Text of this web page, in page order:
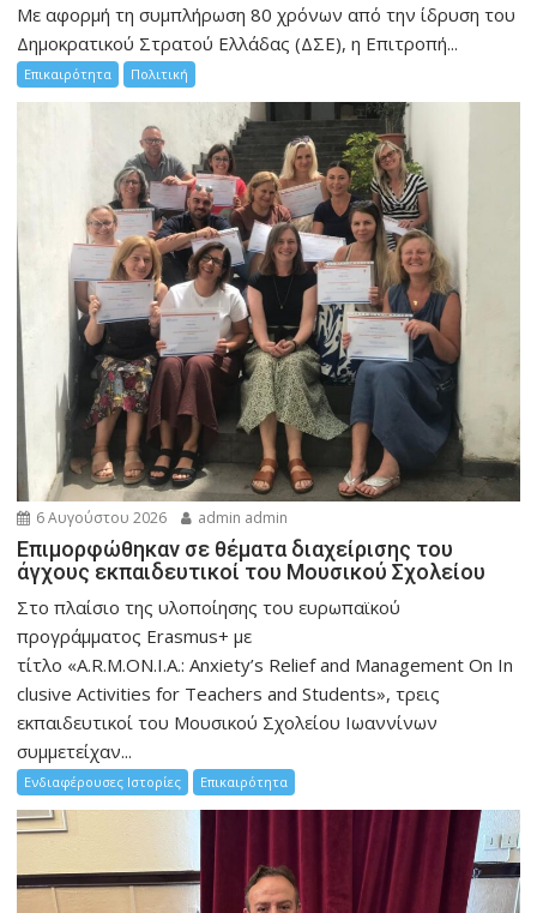
Με αφορμή τη συμπλήρωση 80 χρόνων από την ίδρυση του
Δημοκρατικού Στρατού Ελλάδας (ΔΣΕ), η Επιτροπή...
Επικαιρότητα Πολιτική
6 Αυγούστου 2026 admin admin
Eπιμορφώθηκαν σε θέματα διαχείρισης του
άγχους εκπαιδευτικοί του Μουσικού Σχολείου
Στο πλαίσιο της υλοποίησης του ευρωπαϊκού
προγράμματος Erasmus+ με
τίτλο «A.R.M.ON.I.A.: Anxiety’s Relief and Management On In
clusive Activities for Teachers and Students», τρεις
εκπαιδευτικοί του Μουσικού Σχολείου Ιωαννίνων
συμμετείχαν...
Ενδιαφέρουσες Ιστορίες Επικαιρότητα